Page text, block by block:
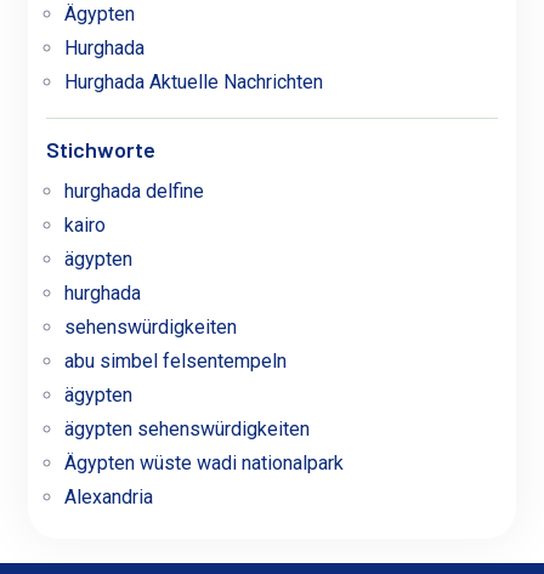
Ägypten
Hurghada
Hurghada Aktuelle Nachrichten
Stichworte
hurghada delfine
kairo
ägypten
hurghada
sehenswürdigkeiten
abu simbel felsentempeln
ägypten
ägypten sehenswürdigkeiten
Ägypten wüste wadi nationalpark
Alexandria